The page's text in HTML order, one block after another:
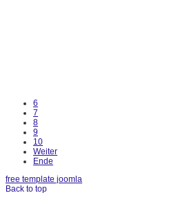
6
7
8
9
10
Weiter
Ende
free template joomla
Back to top